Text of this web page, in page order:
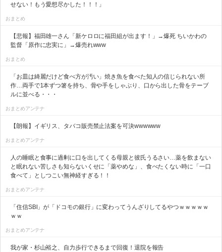
せない！もう愛想尽かした！！！」
おまとめ
【悲報】福田雄一さん「新ケロロに福田組が出ます！」→爆死 ちいかわの
監督「原作に忠実に」→爆売れwww
おまとめ
「お皿は綺麗だけど食べ方が汚い」焼き魚を食べた知人の信じられない所
作…両手で1本ずつ箸を持ち、骨や手をしゃぶり、口から出した骨をテーブ
ルに並べる・・・
おまとめアンテナ
【朗報】イギリス、タバコ販売禁止法案を可決wwwwww
おまとめアンテナ
人の睡眠と食事に過剰に口を出してくる母親と彼氏うるさい…薬を飲まない
と眠れない苦しさも知らないくせに「薬やめな」、食べたくない時に「一口
食べて」としつこい無神経すぎる！！
おまとめアンテナ
「住信SBI」が「ドコモの銀行」に変わってうんざりしてるやつｗｗｗｗｗ
ｗｗ
おまとめアンテナ
我が家・杉山裕之、自力歩行できるまで回復！退院を報告